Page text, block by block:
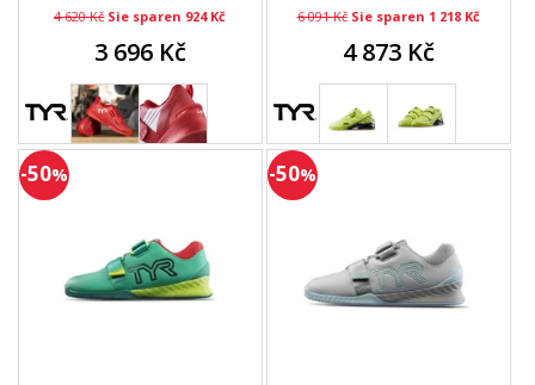
4 620 Kč Sie sparen 924 Kč
3 696 Kč
6 091 Kč Sie sparen 1 218 Kč
4 873 Kč
-50% -50%